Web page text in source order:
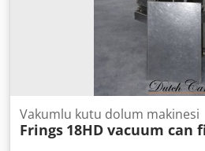
Vakumlu kutu dolum makinesi
Frings 18HD vacuum can